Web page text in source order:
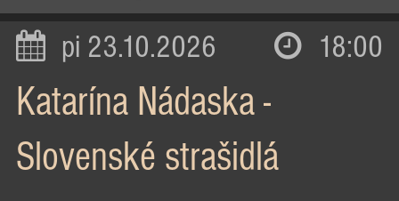
pi 23.10.2026 18:00
Katarína Nádaska -
Slovenské strašidlá